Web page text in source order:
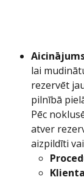
lai
rezervēt
pilnībā
Pēc
atver
aizpildīti